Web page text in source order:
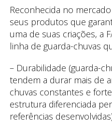
Reconhecida no
seus produtos que
uma de suas criações, a
linha de guarda-chuvas
– Durabilidade (guarda-
tendem a durar mais de
chuvas constantes e
estrutura diferenciada
referências